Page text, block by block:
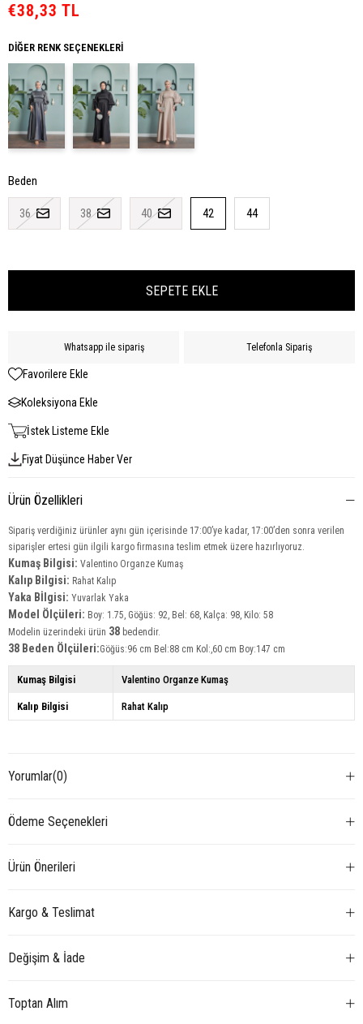
€38,33 TL
DIĞER RENK SEÇENEKLERI
Beden
36 38 40 42 44
Whatsapp ile sipariş Telefonla Sipariş
Favorilere Ekle
Koleksiyona Ekle
İstek Listeme Ekle
Fiyat Düşünce Haber Ver
Ürün Özellikleri
Sipariş verdiğiniz ürünler aynı gün içerisinde 17:00’ye kadar, 17:00’den sonra verilen
siparişler ertesi gün ilgili kargo firmasına teslim etmek üzere hazırlıyoruz.
Kumaş Bilgisi: Valentino Organze Kumaş
Kalıp Bilgisi: Rahat Kalıp
Yaka Bİlgisi: Yuvarlak Yaka
Model Ölçüleri: Boy: 1.75, Göğüs: 92, Bel: 68, Kalça: 98, Kilo: 58
Modelin üzerindeki ürün 38 bedendir.
38 Beden Ölçüleri:Göğüs:96 cm Bel:88 cm Kol:,60 cm Boy:147 cm
Kumaş Bilgisi Valentino Organze Kumaş
Kalıp Bilgisi Rahat Kalıp
Yorumlar(0)
Ödeme Seçenekleri
Ürün Önerileri
Kargo & Teslimat
Değişim & İade
Toptan Alım